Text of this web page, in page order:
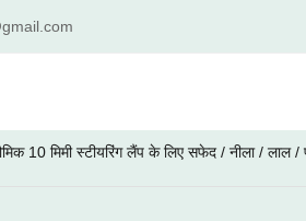
10 मिमी स्टीयरिंग लैंप के लिए सफेद / नीला / लाल /